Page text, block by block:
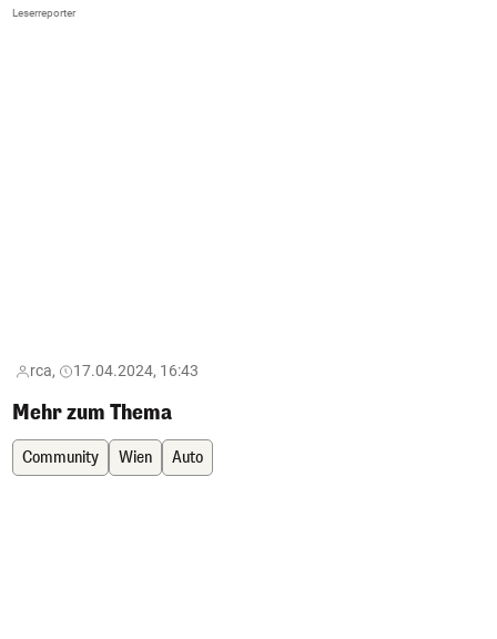
Leserreporter
rca, 17.04.2024, 16:43
Mehr zum Thema
Community Wien Auto